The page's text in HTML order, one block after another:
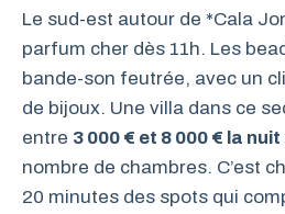
Le sud-est autour de *Cala
parfum cher dès 11h. Les
bande-son feutrée, avec un
de bijoux. Une villa dans ce
entre 3 000 € et 8 000 € la nuit
nombre de chambres. C’est
20 minutes des spots qui